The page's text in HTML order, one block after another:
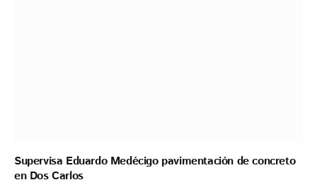
Supervisa Eduardo Medécigo pavimentación de concreto
en Dos Carlos